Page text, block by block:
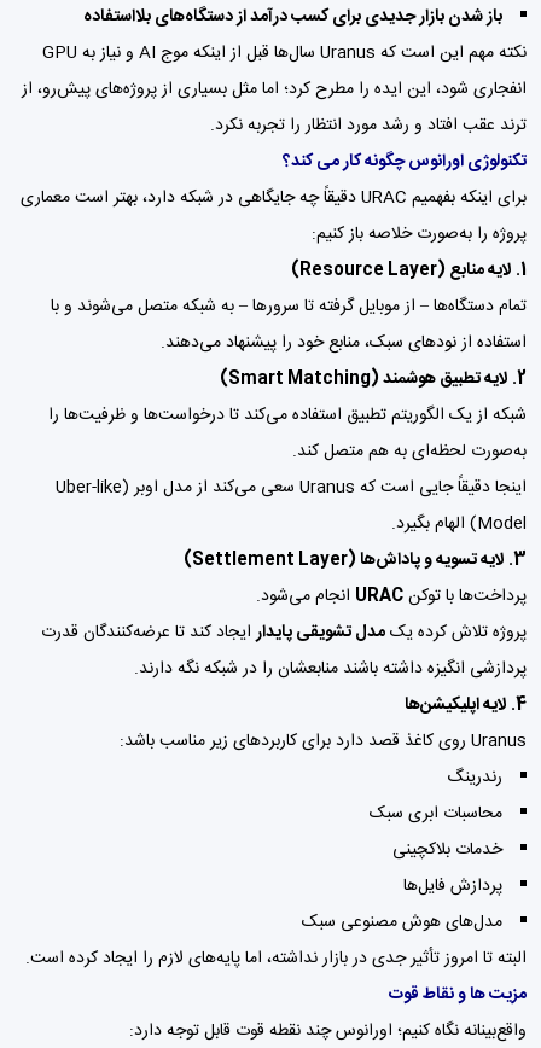
باز شدن بازار جدیدی برای کسب درآمد از دستگاه‌های بلااستفاده
نکته مهم این است که Uranus سال‌ها قبل از اینکه موج AI و نیاز به GPU
انفجاری شود، این ایده را مطرح کرد؛ اما مثل بسیاری از پروژه‌های پیش‌رو، از
ترند عقب افتاد و رشد مورد انتظار را تجربه نکرد.
تکنولوژی اورانوس چگونه کار می کند؟
برای اینکه بفهمیم URAC دقیقاً چه جایگاهی در شبکه دارد، بهتر است معماری
پروژه را به‌صورت خلاصه باز کنیم:
1. لایه منابع (Resource Layer)
تمام دستگاه‌ها – از موبایل گرفته تا سرورها – به شبکه متصل می‌شوند و با
استفاده از نودهای سبک، منابع خود را پیشنهاد می‌دهند.
2. لایه تطبیق هوشمند (Smart Matching)
شبکه از یک الگوریتم تطبیق استفاده می‌کند تا درخواست‌ها و ظرفیت‌ها را
به‌صورت لحظه‌ای به هم متصل کند.
اینجا دقیقاً جایی است که Uranus سعی می‌کند از مدل اوبر (Uber-like
Model) الهام بگیرد.
3. لایه تسویه و پاداش‌ها (Settlement Layer)
پرداخت‌ها با توکنURAC انجام می‌شود.
پروژه تلاش کرده یکمدل تشویقی پایدارایجاد کند تا عرضه‌کنندگان قدرت
پردازشی انگیزه داشته باشند منابعشان را در شبکه نگه دارند.
4. لایه اپلیکیشن‌ها
Uranus روی کاغذ قصد دارد برای کاربردهای زیر مناسب باشد:
رندرینگ
محاسبات ابری سبک
خدمات بلاکچینی
پردازش فایل‌ها
مدل‌های هوش مصنوعی سبک
البته تا امروز تأثیر جدی در بازار نداشته، اما پایه‌های لازم را ایجاد کرده است.
مزیت ها و نقاط قوت
واقع‌بینانه نگاه کنیم؛ اورانوس چند نقطه قوت قابل توجه دارد: